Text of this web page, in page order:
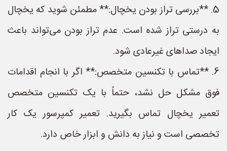
5. **بررسی تراز بودن یخچال:** مطمئن شوید که یخچال
به درستی تراز شده است. عدم تراز بودن می‌تواند باعث
ایجاد صداهای غیرعادی شود.
6. **تماس با تکنسین متخصص:** اگر با انجام اقدامات
فوق مشکل حل نشد، حتماً با یک تکنسین متخصص
تعمیر یخچال تماس بگیرید. تعمیر کمپرسور یک کار
تخصصی است و نیاز به دانش و ابزار خاص دارد.